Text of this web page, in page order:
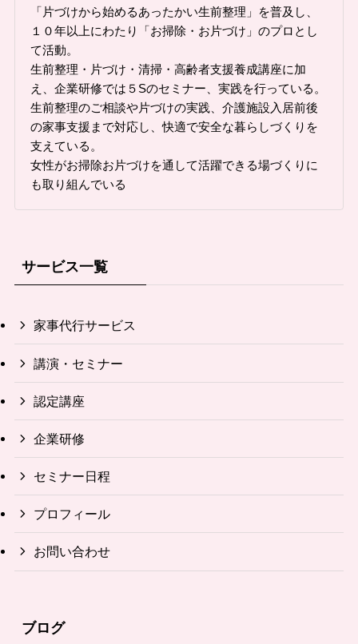
「片づけから始めるあったかい生前整理」を普及し、
１０年以上にわたり「お掃除・お片づけ」のプロとし
て活動。
生前整理・片づけ・清掃・高齢者支援養成講座に加
え、企業研修では５Sのセミナー、実践を行っている。
生前整理のご相談や片づけの実践、介護施設入居前後
の家事支援まで対応し、快適で安全な暮らしづくりを
支えている。
女性がお掃除お片づけを通して活躍できる場づくりに
も取り組んでいる
サービス一覧
家事代行サービス
講演・セミナー
認定講座
企業研修
セミナー日程
プロフィール
お問い合わせ
ブログ